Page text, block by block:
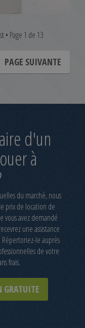
• Page 1 de 13
PAGE SUIVANTE
d'un
à
du marché, nous
prix de location de
vous avez demandé
une assistance
le auprès
de votre
frais.
GRATUITE